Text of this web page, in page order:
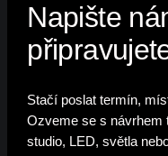
Napište
Stačí poslat termín,
Ozveme se s návrhem
studio, LED, světla